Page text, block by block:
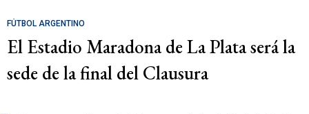
FÚTBOL ARGENTINO
El Estadio Maradona de La Plata será la
sede de la final del Clausura